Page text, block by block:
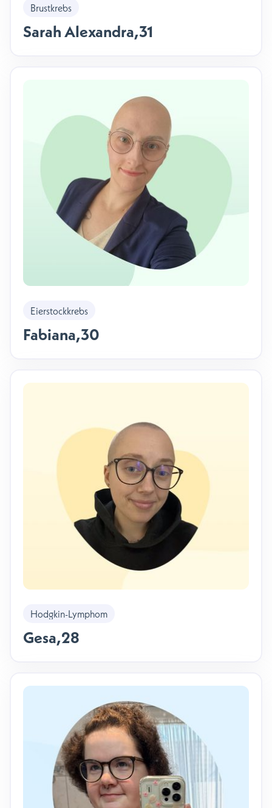
Brustkrebs
Sarah Alexandra,31
Eierstockkrebs
Fabiana,30
Hodgkin-Lymphom
Gesa,28